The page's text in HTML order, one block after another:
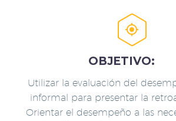


OBJETIVO:
Utilizar la evaluación del
informal para presentar la
Orientar el desempeño a las